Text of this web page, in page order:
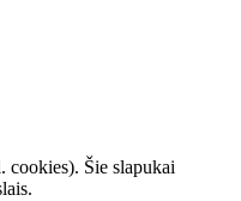
cookies). Šie slapukai